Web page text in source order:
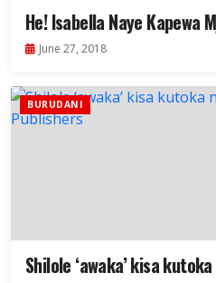
He! Isabella Naye Kapewa
June 27, 2018
BURUDANI
Shilole ‘awaka’ kisa